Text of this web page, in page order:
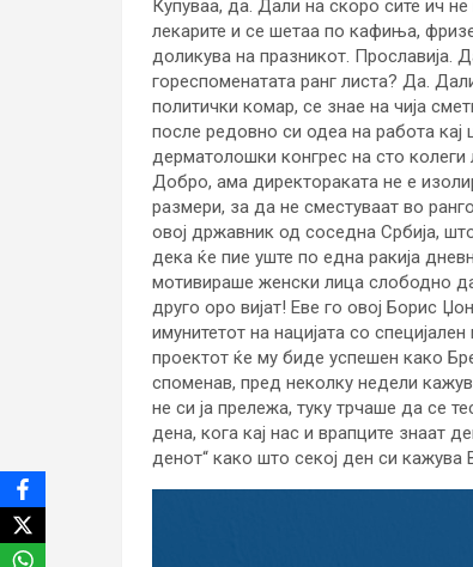
Купуваа, да. Дали на скоро сите ич
лекарите и се шетаа по кафиња,
доликува на празникот. Прославија.
гореспоменатата ранг листа? Да.
политички комар, се знае на чија
после редовно си одеа на работа
дерматолошки конгрес на сто
Добро, ама директораката не е
размери, за да не сместуваат во
овој државник од соседна Србија,
дека ќе пие уште по една ракија
мотивираше женски лица слободно
друго оро вијат! Еве го овој Борис
имунитетот на нацијата со
проектот ќе му биде успешен како
споменав, пред неколку недели
не си ја прележа, туку трчаше да се
дена, кога кај нас и врапците знаат
денот“ како што секој ден си кажува